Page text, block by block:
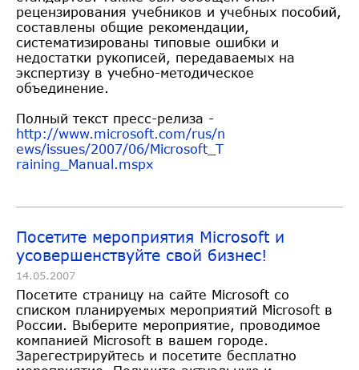
рецензирования учебников и учебных пособий,
составлены общие рекомендации,
систематизированы типовые ошибки и
недостатки рукописей, передаваемых на
экспертизу в учебно-методическое
объединение.
Полный текст пресс-релиза -
http://www.microsoft.com/rus/n
ews/issues/2007/06/Microsoft_T
raining_Manual.mspx
Посетите мероприятия Microsoft и
усовершенствуйте свой бизнес!
14.05.2007
Посетите страницу на сайте Microsoft со
списком планируемых мероприятий Microsoft в
России. Выберите мероприятие, проводимое
компанией Microsoft в вашем городе.
Зарегестрируйтесь и посетите бесплатно